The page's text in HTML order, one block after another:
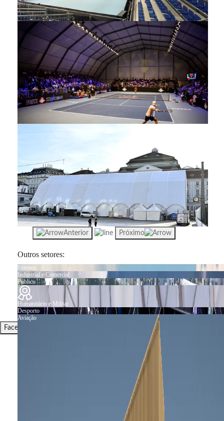
Anterior Próximo
Outros setores:
Eventos
Industrial e Comercial
Público
Humanitário e Militar
Desporto
Aviação
Facebook
(+351) 255 881 786
(Chamada para rede fixa nacional)